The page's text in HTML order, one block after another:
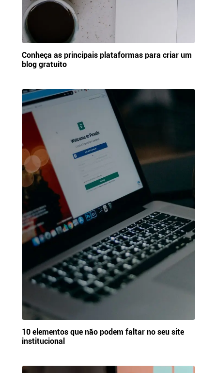
Conheça as principais plataformas para criar um
blog gratuito
10 elementos que não podem faltar no seu site
institucional